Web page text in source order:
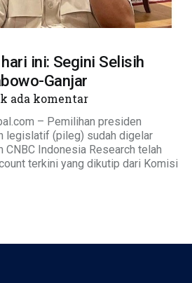
ini: Segini Selisih
Ganjar
ada komentar
– Pemilihan presiden
legislatif (pileg) sudah digelar
Indonesia Research telah
terkini yang dikutip dari Komisi